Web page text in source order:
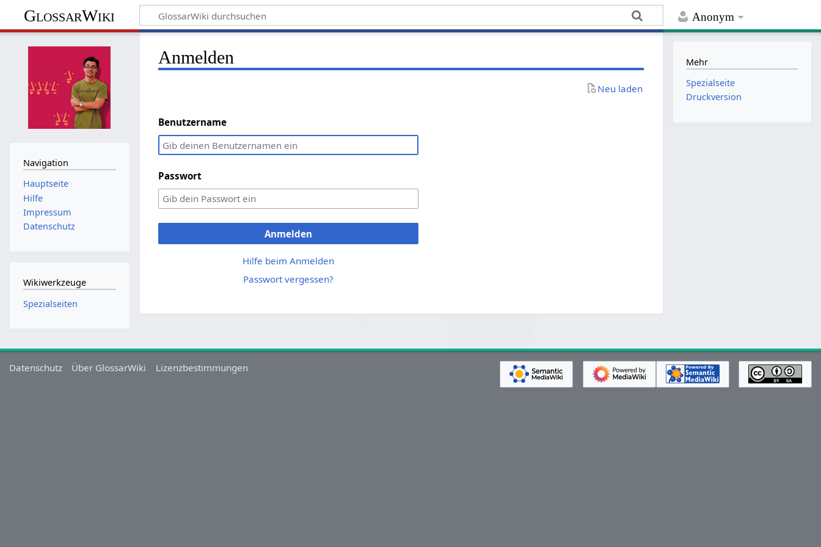
Anonym
GlossarWiki
Anmelden
Neu laden
Benutzername
Passwort
Anmelden
Hilfe beim Anmelden
Passwort vergessen?
Navigation
Hauptseite
Hilfe
Impressum
Datenschutz
Wikiwerkzeuge
Spezialseiten
Mehr
Spezialseite
Druckversion
Datenschutz Über GlossarWiki Lizenzbestimmungen